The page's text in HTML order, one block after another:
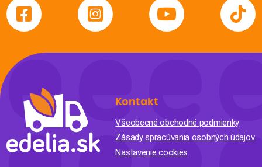
Kontakt
Všeobecné obchodné podmienky
Zásady spracúvania osobných údajov
Nastavenie cookies